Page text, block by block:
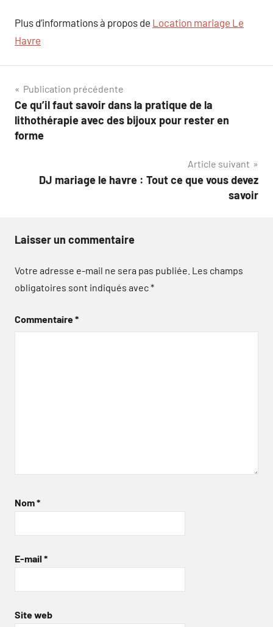
Plus d’informations à propos de Location mariage Le
Havre
Navigation
de
l’article
Publication précédente
Ce qu’il faut savoir dans la pratique de la
lithothérapie avec des bijoux pour rester en
forme
Article suivant
DJ mariage le havre : Tout ce que vous devez
savoir
Laisser un commentaire
Votre adresse e-mail ne sera pas publiée. Les champs
obligatoires sont indiqués avec*
Commentaire*
Nom*
E-mail *
Site web